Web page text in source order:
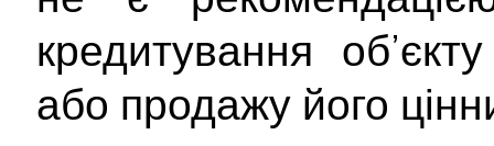
кредитування
або продажу його